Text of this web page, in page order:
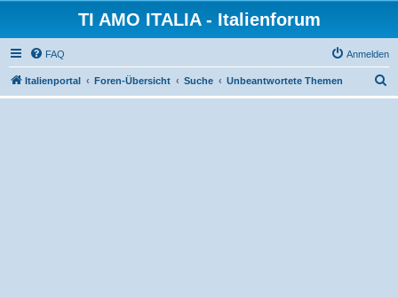
TI AMO ITALIA - Italienforum
FAQ Anmelden
Italienportal Foren-Übersicht Suche Unbeantwortete Themen
u